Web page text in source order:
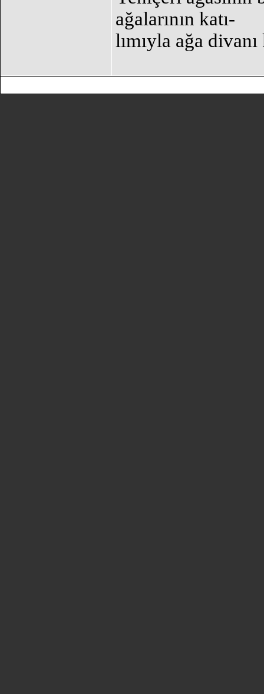
ağalarının katı-
lımıyla ağa